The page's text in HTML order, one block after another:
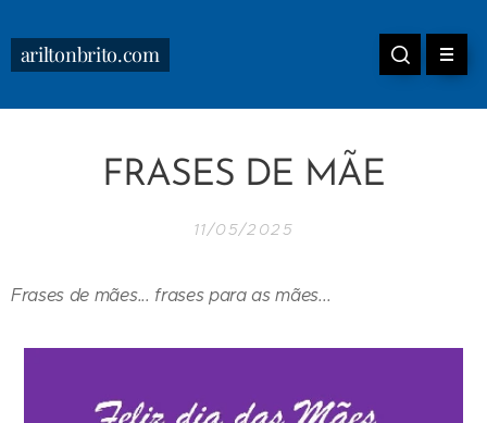
ariltonbrito.com
FRASES DE MÃE
11/05/2025
Frases de mães... frases para as mães...